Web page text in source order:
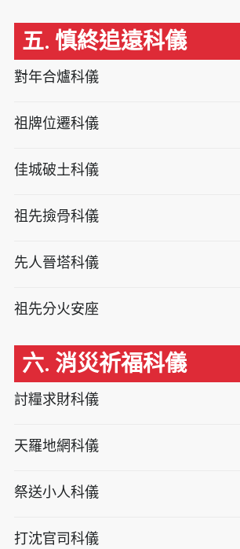
五. 慎終追遠科儀
對年合爐科儀
祖牌位遷科儀
佳城破土科儀
祖先撿骨科儀
先人晉塔科儀
祖先分火安座
六. 消災祈福科儀
討糧求財科儀
天羅地網科儀
祭送小人科儀
打沈官司科儀